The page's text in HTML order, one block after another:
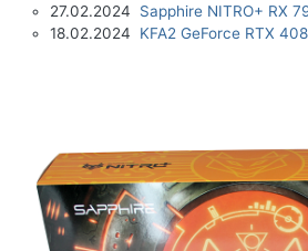
27.02.2024 Sapphire NITRO+ RX
18.02.2024 KFA2 GeForce RTX